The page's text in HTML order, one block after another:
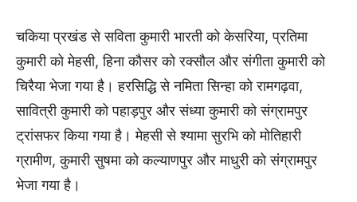
चकिया प्रखंड से सविता कुमारी भारती को केसरिया, प्रतिमा
कुमारी को मेहसी, हिना कौसर को रक्सौल और संगीता कुमारी को
चिरैया भेजा गया है। हरसिद्धि से नमिता सिन्हा को रामगढ़वा,
सावित्री कुमारी को पहाड़पुर और संध्या कुमारी को संग्रामपुर
ट्रांसफर किया गया है। मेहसी से श्यामा सुरभि को मोतिहारी
ग्रामीण, कुमारी सुषमा को कल्याणपुर और माधुरी को संग्रामपुर
भेजा गया है।